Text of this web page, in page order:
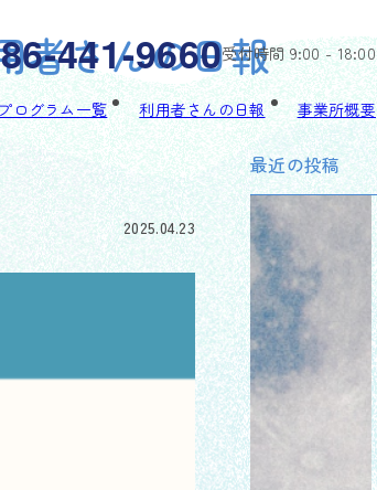
441-9660受付時間 9:00 - 18:00
ログラム一覧 利用者さんの日報 事業所概要
者さんの日報
2025.04.23
最近の投稿